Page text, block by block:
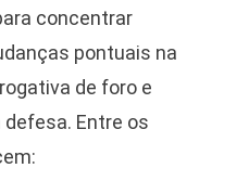
concentrar
pontuais na
de foro e
Entre os